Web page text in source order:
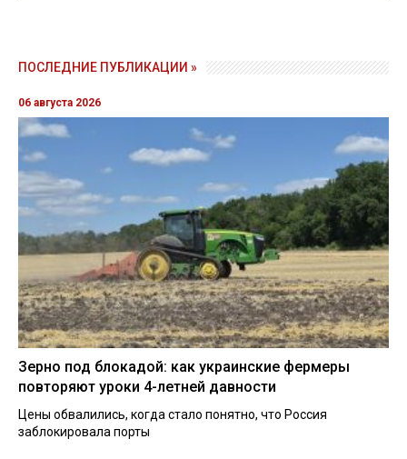
ПОСЛЕДНИЕ ПУБЛИКАЦИИ »
06 августа 2026
Зерно под блокадой: как украинские фермеры
повторяют уроки 4-летней давности
Цены обвалились, когда стало понятно, что Россия
заблокировала порты